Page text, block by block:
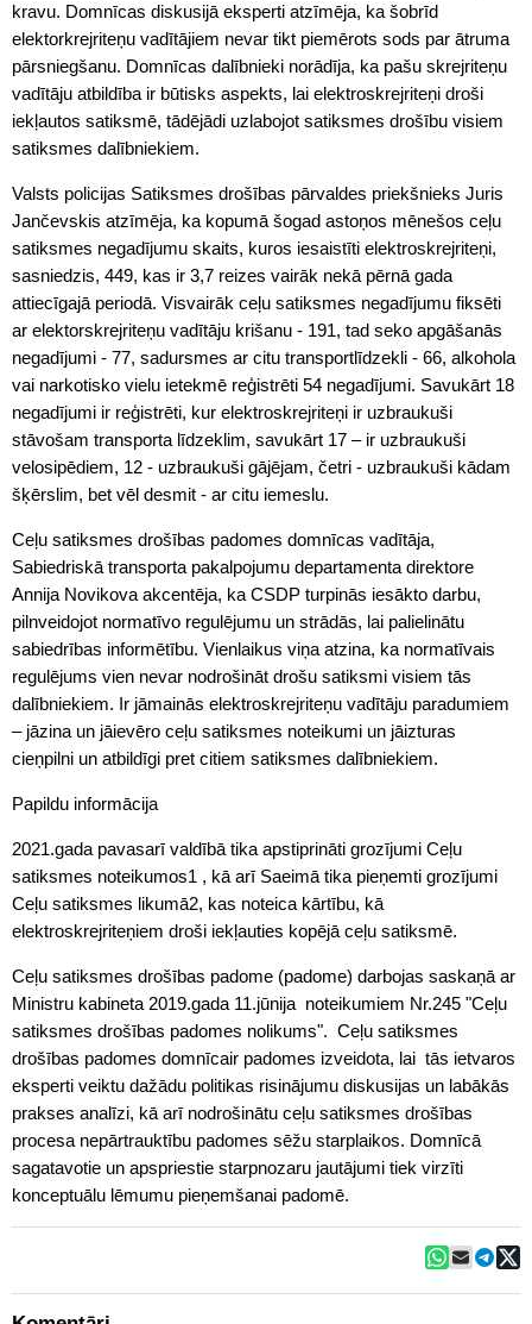
kravu. Domnīcas diskusijā eksperti atzīmēja, ka šobrīd
elektorkrejriteņu vadītājiem nevar tikt piemērots sods par ātruma
pārsniegšanu. Domnīcas dalībnieki norādīja, ka pašu skrejriteņu
vadītāju atbildība ir būtisks aspekts, lai elektroskrejriteņi droši
iekļautos satiksmē, tādējādi uzlabojot satiksmes drošību visiem
satiksmes dalībniekiem.
Valsts policijas Satiksmes drošības pārvaldes priekšnieks Juris
Jančevskis atzīmēja, ka kopumā šogad astoņos mēnešos ceļu
satiksmes negadījumu skaits, kuros iesaistīti elektroskrejriteņi,
sasniedzis, 449, kas ir 3,7 reizes vairāk nekā pērnā gada
attiecīgajā periodā. Visvairāk ceļu satiksmes negadījumu fiksēti
ar elektorskrejriteņu vadītāju krišanu - 191, tad seko apgāšanās
negadījumi - 77, sadursmes ar citu transportlīdzekli - 66, alkohola
vai narkotisko vielu ietekmē reģistrēti 54 negadījumi. Savukārt 18
negadījumi ir reģistrēti, kur elektroskrejriteņi ir uzbraukuši
stāvošam transporta līdzeklim, savukārt 17 – ir uzbraukuši
velosipēdiem, 12 - uzbraukuši gājējam, četri - uzbraukuši kādam
šķērslim, bet vēl desmit - ar citu iemeslu.
Ceļu satiksmes drošības padomes domnīcas vadītāja,
Sabiedriskā transporta pakalpojumu departamenta direktore
Annija Novikova akcentēja, ka CSDP turpinās iesākto darbu,
pilnveidojot normatīvo regulējumu un strādās, lai palielinātu
sabiedrības informētību. Vienlaikus viņa atzina, ka normatīvais
regulējums vien nevar nodrošināt drošu satiksmi visiem tās
dalībniekiem. Ir jāmainās elektroskrejriteņu vadītāju paradumiem
– jāzina un jāievēro ceļu satiksmes noteikumi un jāizturas
cieņpilni un atbildīgi pret citiem satiksmes dalībniekiem.
Papildu informācija
2021.gada pavasarī valdībā tika apstiprināti grozījumi Ceļu
satiksmes noteikumos1 , kā arī Saeimā tika pieņemti grozījumi
Ceļu satiksmes likumā2, kas noteica kārtību, kā
elektroskrejriteņiem droši iekļauties kopējā ceļu satiksmē.
Ceļu satiksmes drošības padome (padome) darbojas saskaņā ar
Ministru kabineta 2019.gada 11.jūnija noteikumiem Nr.245 "Ceļu
satiksmes drošības padomes nolikums". Ceļu satiksmes
drošības padomes domnīcair padomes izveidota, lai tās ietvaros
eksperti veiktu dažādu politikas risinājumu diskusijas un labākās
prakses analīzi, kā arī nodrošinātu ceļu satiksmes drošības
procesa nepārtrauktību padomes sēžu starplaikos. Domnīcā
sagatavotie un apspriestie starpnozaru jautājumi tiek virzīti
konceptuālu lēmumu pieņemšanai padomē.